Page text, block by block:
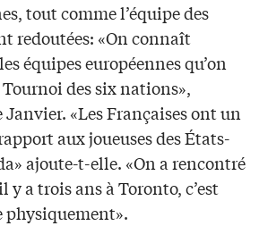
tout comme l’équipe des
redoutées: «On connaît
équipes européennes qu’on
des six nations»,
«Les Françaises ont un
aux joueuses des États-
ajoute-t-elle. «On a rencontré
y a trois ans à Toronto, c’est
physiquement».